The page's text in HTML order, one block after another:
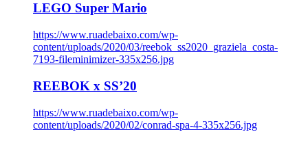
LEGO Super Mario
https://www.ruadebaixo.com/wp-
content/uploads/2020/03/reebok_ss2020_graziela_costa-
7193-fileminimizer-335x256.jpg
REEBOK x SS’20
https://www.ruadebaixo.com/wp-
content/uploads/2020/02/conrad-spa-4-335x256.jpg